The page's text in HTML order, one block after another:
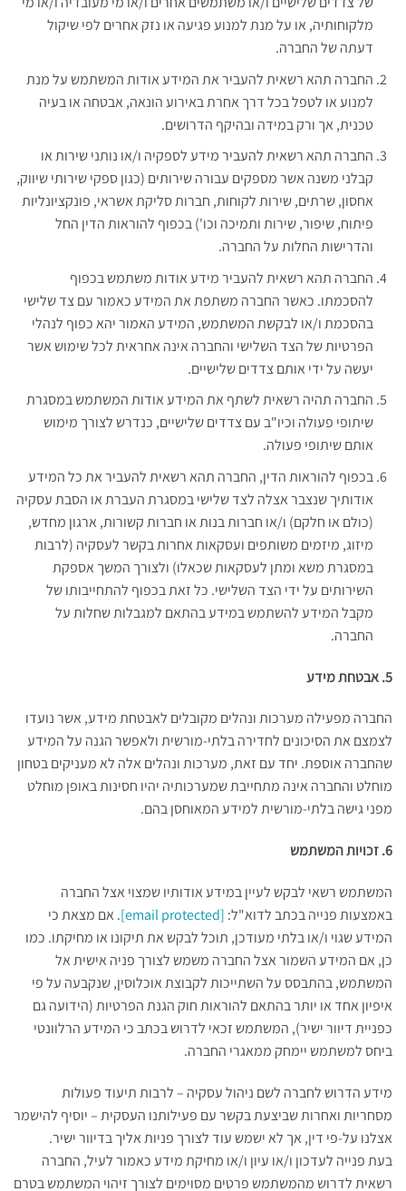
מלקוחותיה, או על מנת למנוע פגיעה או נזק אחרים לפי שיקול
דעתה של החברה.
החברה תהא רשאית להעביר את המידע אודות המשתמש על מנת
למנוע או לטפל בכל דרך אחרת באירוע הונאה, אבטחה או בעיה
טכנית, אך ורק במידה ובהיקף הדרושים.
החברה תהא רשאית להעביר מידע לספקיה ו/או נותני שירות או
קבלני משנה אשר מספקים עבורה שירותים (כגון ספקי שירותי שיווק,
אחסון, שרתים, שירות לקוחות, חברות סליקת אשראי, פונקציונליות
פיתוח, שיפור, שירות ותמיכה וכו') בכפוף להוראות הדין החל
והדרישות החלות על החברה.
החברה תהא רשאית להעביר מידע אודות משתמש בכפוף
להסכמתו. כאשר החברה משתפת את המידע כאמור עם צד שלישי
בהסכמת ו/או לבקשת המשתמש, המידע האמור יהא כפוף לנהלי
הפרטיות של הצד השלישי והחברה אינה אחראית לכל שימוש אשר
יעשה על ידי אותם צדדים שלישיים.
החברה תהיה רשאית לשתף את המידע אודות המשתמש במסגרת
שיתופי פעולה וכיו"ב עם צדדים שלישיים, כנדרש לצורך מימוש
אותם שיתופי פעולה.
בכפוף להוראות הדין, החברה תהא רשאית להעביר את כל המידע
אודותיך שנצבר אצלה לצד שלישי במסגרת העברת או הסבת עסקיה
(כולם או חלקם) ו/או חברות בנות או חברות קשורות, ארגון מחדש,
מיזוג, מיזמים משותפים ועסקאות אחרות בקשר לעסקיה (לרבות
במסגרת משא ומתן לעסקאות שכאלו) ולצורך המשך אספקת
השירותים על ידי הצד השלישי. כל זאת בכפוף להתחייבותו של
מקבל המידע להשתמש במידע בהתאם למגבלות שחלות על
החברה.
5. אבטחת מידע
החברה מפעילה מערכות ונהלים מקובלים לאבטחת מידע, אשר נועדו
לצמצם את הסיכונים לחדירה בלתי-מורשית ולאפשר הגנה על המידע
שהחברה אוספת. יחד עם זאת, מערכות ונהלים אלה לא מעניקים בטחון
מוחלט והחברה אינה מתחייבת שמערכותיה יהיו חסינות באופן מוחלט
מפני גישה בלתי-מורשית למידע המאוחסן בהם.
6. זכויות המשתמש
המשתמש רשאי לבקש לעיין במידע אודותיו שמצוי אצל החברה
באמצעות פנייה בכתב לדוא"ל: [email protected]
. אם מצאת כי
המידע שגוי ו/או בלתי מעודכן, תוכל לבקש את תיקונו או מחיקתו. כמו
כן, אם המידע השמור אצל החברה משמש לצורך פניה אישית אל
המשתמש, בהתבסס על השתייכות לקבוצת אוכלוסין, שנקבעה על פי
איפיון אחד או יותר בהתאם להוראות חוק הגנת הפרטיות (הידועה גם
כפניית דיוור ישיר), המשתמש זכאי לדרוש בכתב כי המידע הרלוונטי
ביחס למשתמש יימחק ממאגרי החברה.
מידע הדרוש לחברה לשם ניהול עסקיה – לרבות תיעוד פעולות
מסחריות ואחרות שביצעת בקשר עם פעילותנו העסקית – יוסיף להישמר
אצלנו על-פי דין, אך לא ישמש עוד לצורך פניות אליך בדיוור ישיר.
בעת פנייה לעדכון ו/או עיון ו/או מחיקת מידע כאמור לעיל, החברה
רשאית לדרוש מהמשתמש פרטים מסוימים לצורך זיהוי המשתמש בטרם